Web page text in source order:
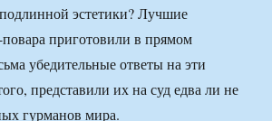
эстетики? Лучшие
приготовили в прямом
убедительные ответы на эти
представили их на суд едва ли не
гурманов мира.